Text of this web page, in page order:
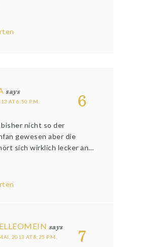
6
says
AT 6:50 P.M.
nicht so der
gewesen aber die
sich wirklich lecker an…
7
says
2013 AT 8:25 P.M.